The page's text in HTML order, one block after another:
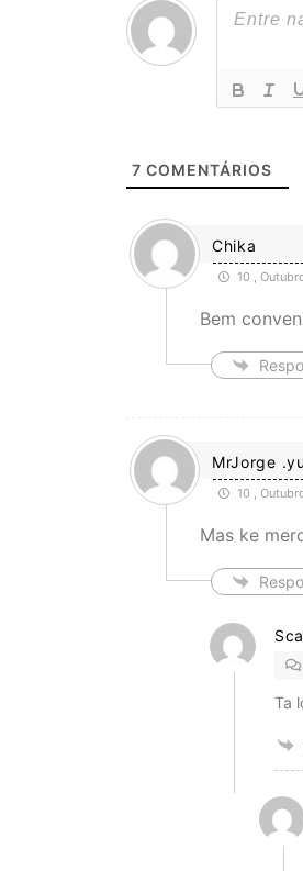
7 COMENTÁRIOS
Chika
10 ,
Bem
MrJorge
10 ,
Mas ke
Ta